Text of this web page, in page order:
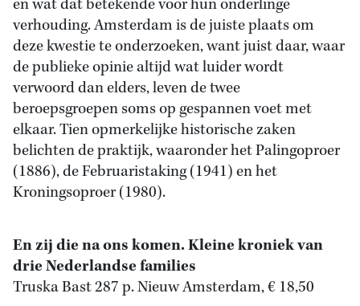
en wat dat betekende voor hun onderlinge
verhouding. Amsterdam is de juiste plaats om
deze kwestie te onderzoeken, want juist daar, waar
de publieke opinie altijd wat luider wordt
verwoord dan elders, leven de twee
beroepsgroepen soms op gespannen voet met
elkaar. Tien opmerkelijke historische zaken
belichten de praktijk, waaronder het Palingoproer
(1886), de Februaristaking (1941) en het
Kroningsoproer (1980).
En zij die na ons komen. Kleine kroniek van
drie Nederlandse families
Truska Bast 287 p. Nieuw Amsterdam, € 18,50